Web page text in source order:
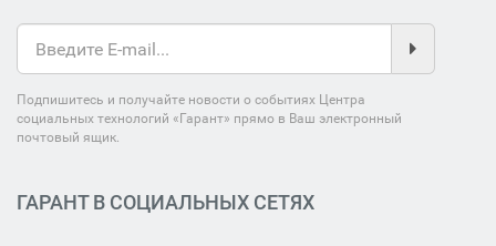
Подпишитесь и получайте новости о событиях Центра
социальных технологий «Гарант» прямо в Ваш электронный
почтовый ящик.
ГАРАНТ В СОЦИАЛЬНЫХ СЕТЯХ